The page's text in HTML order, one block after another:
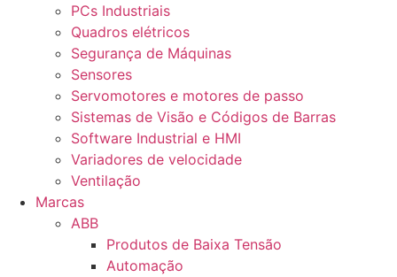
PCs Industriais
Quadros elétricos
Segurança de Máquinas
Sensores
Servomotores e motores de passo
Sistemas de Visão e Códigos de Barras
Software Industrial e HMI
Variadores de velocidade
Ventilação
Marcas
ABB
Produtos de Baixa Tensão
Automação